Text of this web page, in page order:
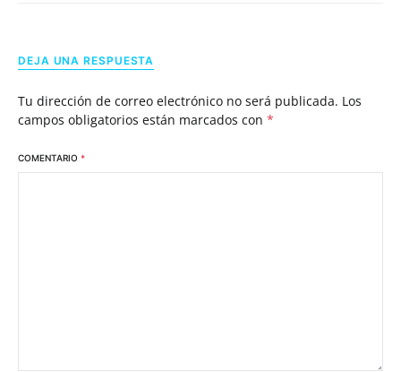
DEJA UNA RESPUESTA
Tu dirección de correo electrónico no será publicada. Los
campos obligatorios están marcados con *
COMENTARIO *